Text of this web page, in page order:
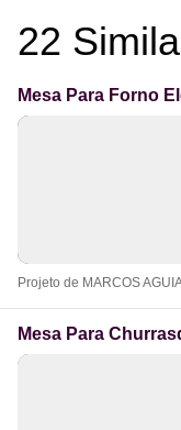
22
Mesa Para Forno
Projeto de MARCOS
Mesa Para